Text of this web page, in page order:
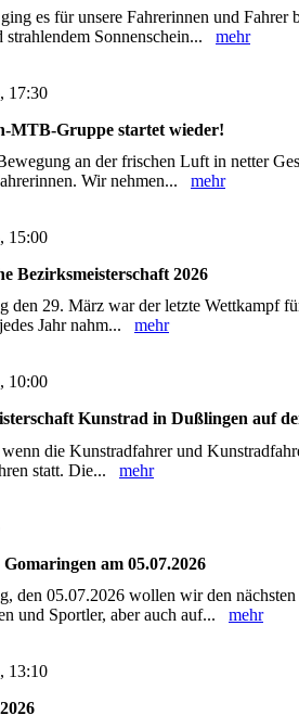
es für unsere Fahrerinnen und
strahlendem Sonnenschein... mehr
17:30
MTB-Gruppe startet wieder!
an der frischen Luft in netter
Wir nehmen... mehr
15:00
Bezirksmeisterschaft 2026
den 29. März war der letzte Wettkampf
Jahr nahm... mehr
10:00
Kunstrad in Dußlingen auf
wenn die Kunstradfahrer und
statt. Die... mehr
am 05.07.2026
den 05.07.2026 wollen wir den
und Sportler, aber auch auf... mehr
13:10